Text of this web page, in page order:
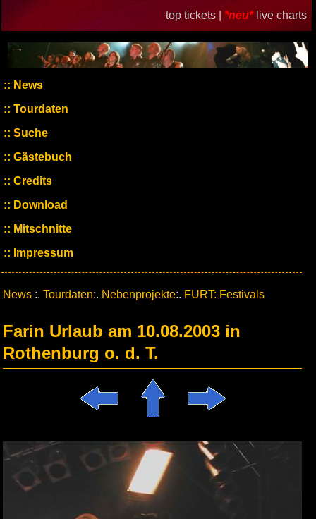
top tickets | *neu* live charts
News
Tourdaten
Suche
Gästebuch
Credits
Download
Mitschnitte
Impressum
News :. Tourdaten:. Nebenprojekte:. FURT: Festivals
Farin Urlaub am 10.08.2003 in
Rothenburg o. d. T.